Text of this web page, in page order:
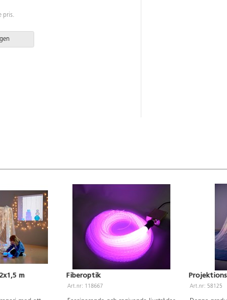
pris.
m Fiberoptik
Art.nr: 118667 Art.nr: 58125